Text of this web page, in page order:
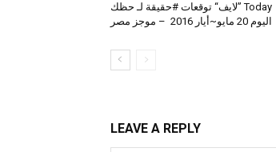
Today ”لايف“ توقعات #حقيقة لـ حظك
اليوم 20 مايو~أيار 2016 – موجز مصر
LEAVE A REPLY